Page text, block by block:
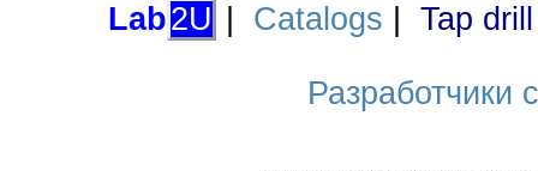
Lab2U Catalogs Tap
Разработчики